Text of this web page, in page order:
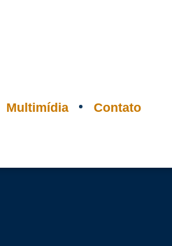
Multimídia Contato